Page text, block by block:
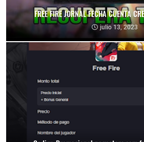
FREE FIRE JORNAL FECHA CUENTA
julio 13, 2023